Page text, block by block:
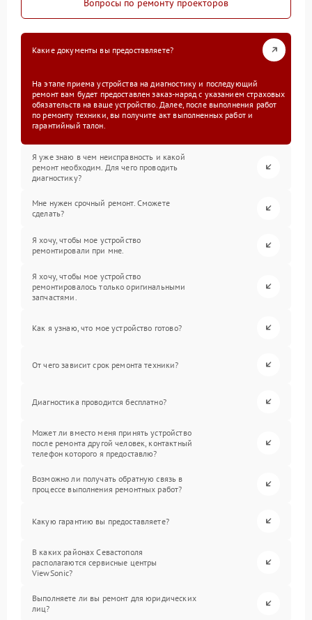
Вопросы по ремонту проекторов
Какие документы вы предоставляете?
На этапе приема устройства на диагностику и последующий
ремонт вам будет предоставлен заказ-наряд с указанием страховых
обязательств на ваше устройство. Далее, после выполнения работ
по ремонту техники, вы получите акт выполненных работ и
гарантийный талон.
Я уже знаю в чем неисправность и какой
ремонт необходим. Для чего проводить
диагностику?
Мне нужен срочный ремонт. Сможете
сделать?
Я хочу, чтобы мое устройство
ремонтировали при мне.
Я хочу, чтобы мое устройство
ремонтировалось только оригинальными
запчастями.
Как я узнаю, что мое устройство готово?
От чего зависит срок ремонта техники?
Диагностика проводится бесплатно?
Может ли вместо меня принять устройство
после ремонта другой человек, контактный
телефон которого я предоставлю?
Возможно ли получать обратную связь в
процессе выполнения ремонтных работ?
Какую гарантию вы предоставляете?
В каких районах Севастополя
располагаются сервисные центры
ViewSonic?
Выполняете ли вы ремонт для юридических
лиц?